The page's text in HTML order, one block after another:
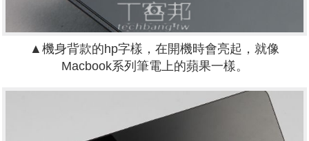
▲機身背款的hp字樣，在開機時會亮起，就像
Macbook系列筆電上的蘋果一樣。